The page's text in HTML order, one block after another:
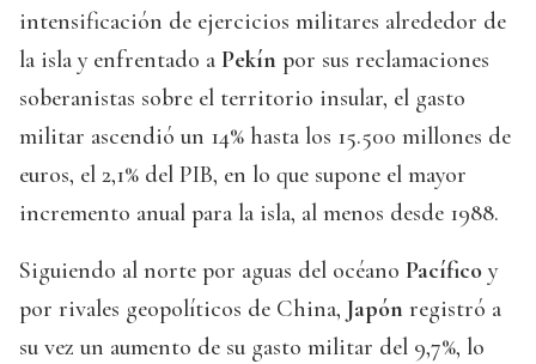
intensificación de ejercicios militares alrededor de
la isla y enfrentado a Pekín por sus reclamaciones
soberanistas sobre el territorio insular, el gasto
militar ascendió un 14% hasta los 15.500 millones de
euros, el 2,1% del PIB, en lo que supone el mayor
incremento anual para la isla, al menos desde 1988.
Siguiendo al norte por aguas del océano Pacífico y
por rivales geopolíticos de China, Japón registró a
su vez un aumento de su gasto militar del 9,7%, lo